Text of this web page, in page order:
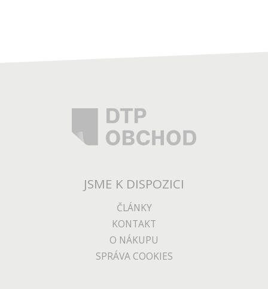
JSME K DISPOZICI
ČLÁNKY
KONTAKT
O NÁKUPU
SPRÁVA COOKIES